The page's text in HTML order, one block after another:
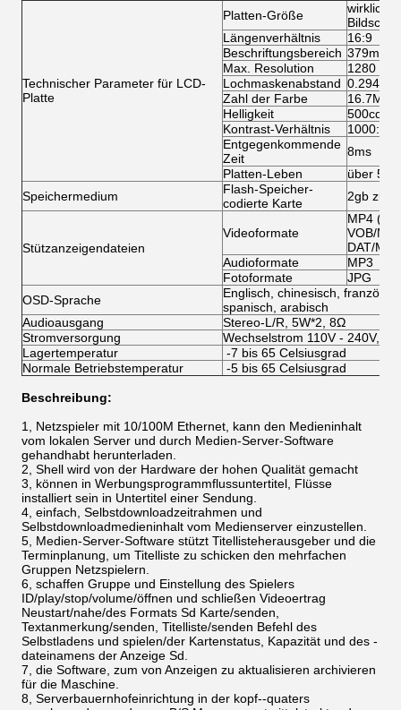
Technischer Parameter für LCD-
Platte
Platten-Größe
Längenverhältnis
16:9
Beschriftungsbereich 379mm
Max. Resolution
1280 x
Lochmaskenabstand
Zahl der Farbe
16.7M
Helligkeit
500cd/
Kontrast-Verhältnis
1000:1
Entgegenkommende
Zeit
8ms
Platten-Leben
über
Speichermedium
Flash-Speicher-
codierte Karte
2gb zu
Stützanzeigendateien
Videoformate
MP4
VOB/
DAT/
Audioformate
MP3
Fotoformate
JPG
OSD-Sprache
Englisch, chinesisch,
spanisch, arabisch
Audioausgang
Stereo-L/R, 5W*2, 8Ω
Stromversorgung
Wechselstrom 110V - 240V,
Lagertemperatur
-7 bis 65 Celsiusgrad
Normale Betriebstemperatur
-5 bis 65 Celsiusgrad
Beschreibung:
1, Netzspieler mit 10/100M Ethernet, kann den Medieninhalt
vom lokalen Server und durch Medien-Server-Software
gehandhabt herunterladen.
2, Shell wird von der Hardware der hohen Qualität gemacht
3, können in Werbungsprogrammflussuntertitel, Flüsse
installiert sein in Untertitel einer Sendung.
4, einfach, Selbstdownloadzeitrahmen und
Selbstdownloadmedieninhalt vom Medienserver einzustellen.
5, Medien-Server-Software stützt Titellisteherausgeber und die
Terminplanung, um Titelliste zu schicken den mehrfachen
Gruppen Netzspielern.
6, schaffen Gruppe und Einstellung des Spielers
ID/play/stop/volume/öffnen und schließen Videoertrag
Neustart/nahe/des Formats Sd Karte/senden,
Textanmerkung/senden, Titelliste/senden Befehl des
Selbstladens und spielen/der Kartenstatus, Kapazität und des -
dateinamens der Anzeige Sd.
7, die Software, zum von Anzeigen zu aktualisieren archivieren
für die Maschine.
8, Serverbauernhofeinrichtung in der kopf--quaters